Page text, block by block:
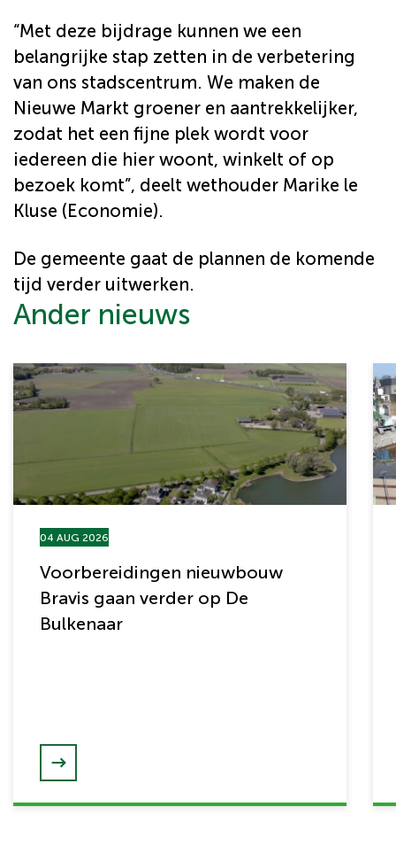
“Met deze bijdrage kunnen we een
belangrijke stap zetten in de verbetering
van ons stadscentrum. We maken de
Nieuwe Markt groener en aantrekkelijker,
zodat het een fijne plek wordt voor
iedereen die hier woont, winkelt of op
bezoek komt”, deelt wethouder Marike le
Kluse (Economie).
De gemeente gaat de plannen de komende
tijd verder uitwerken.
Ander nieuws
04 AUG 2026
Voorbereidingen nieuwbouw
Bravis gaan verder op De
Bulkenaar